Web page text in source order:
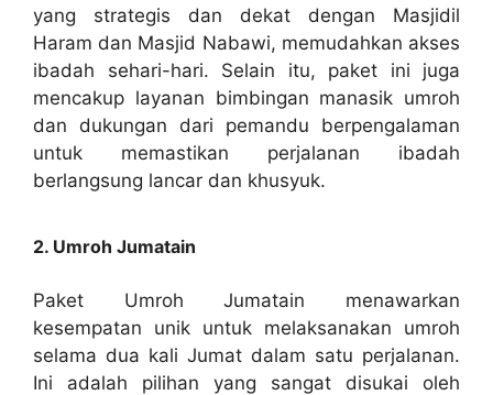
yang strategis dan dekat dengan Masjidil
Haram dan Masjid Nabawi, memudahkan akses
ibadah sehari-hari. Selain itu, paket ini juga
mencakup layanan bimbingan manasik umroh
dan dukungan dari pemandu berpengalaman
untuk memastikan perjalanan ibadah
berlangsung lancar dan khusyuk.
2. Umroh Jumatain
Paket Umroh Jumatain menawarkan
kesempatan unik untuk melaksanakan umroh
selama dua kali Jumat dalam satu perjalanan.
Ini adalah pilihan yang sangat disukai oleh